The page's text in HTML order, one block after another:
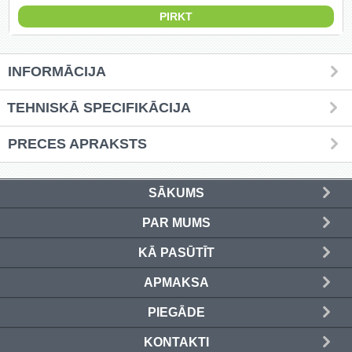
INFORMĀCIJA
TEHNISKĀ SPECIFIKĀCIJA
PRECES APRAKSTS
SĀKUMS
PAR MUMS
KĀ PASŪTĪT
APMAKSA
PIEGĀDE
KONTAKTI
Griešanas diski un zāģa asmeņi
Hidrauliskās preses (20)
Hidrauliskie instrumenti (40)
Instrumentu komplekti (554)
Instrumentu rezerves daļas (37)
Krāsošanas instrumenti (133)
LED produkti (73)